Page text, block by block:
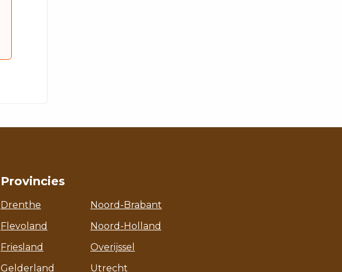
Provincies
Drenthe
Flevoland
Friesland
Gelderland
Noord-Brabant
Noord-Holland
Overijssel
Utrecht